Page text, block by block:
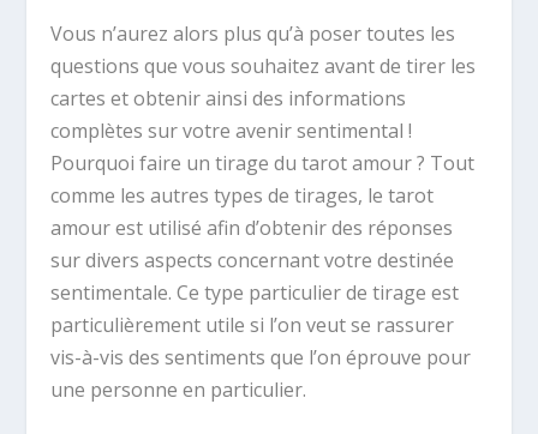
Vous n’aurez alors plus qu’à poser toutes les
questions que vous souhaitez avant de tirer les
cartes et obtenir ainsi des informations
complètes sur votre avenir sentimental !
Pourquoi faire un tirage du tarot amour ? Tout
comme les autres types de tirages, le tarot
amour est utilisé afin d’obtenir des réponses
sur divers aspects concernant votre destinée
sentimentale. Ce type particulier de tirage est
particulièrement utile si l’on veut se rassurer
vis-à-vis des sentiments que l’on éprouve pour
une personne en particulier.